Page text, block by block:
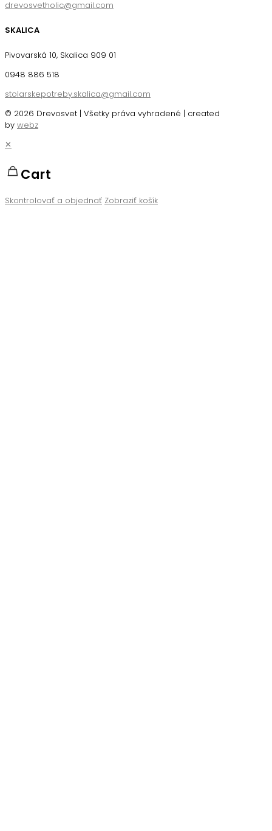
drevosvetholic@gmail.com
SKALICA
Pivovarská 10, Skalica 909 01
0948 886 518
stolarskepotreby.skalica@gmail.com
© 2026 Drevosvet | Všetky práva vyhradené | created
by webz
✕
Cart
Skontrolovať a objednať Zobraziť košík